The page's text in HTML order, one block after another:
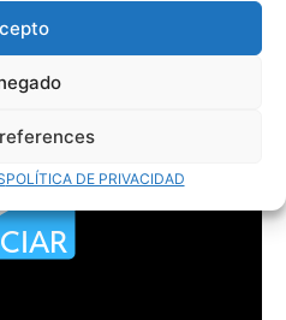
POLÍTICA DE PRIVACIDAD